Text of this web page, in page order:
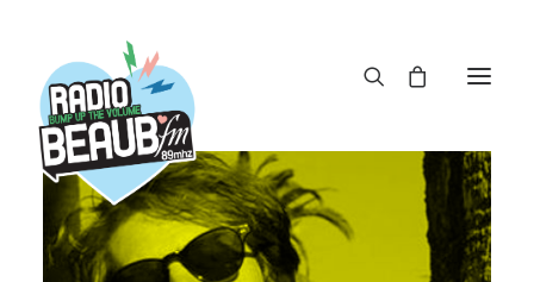
ACTUS
REPLAY